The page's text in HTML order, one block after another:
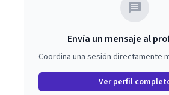
Envía un mensaje al
Coordina una sesión directamente
Ver perfil